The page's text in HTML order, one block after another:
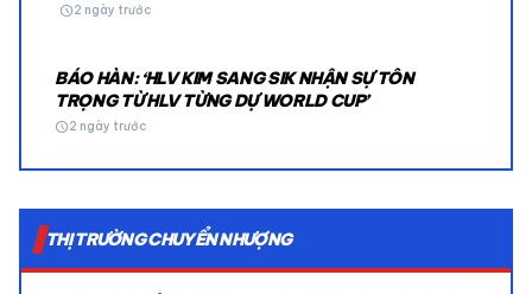
schedule2 ngày trước
BÁO HÀN: ‘HLV KIM SANG SIK NHẬN SỰ TÔN
TRỌNG TỪ HLV TỪNG DỰ WORLD CUP’
schedule2 ngày trước
THỊ TRƯỜNG CHUYỂN NHƯỢNG